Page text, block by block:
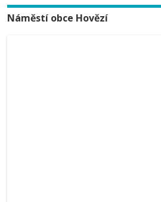
Náměstí obce Hovězí